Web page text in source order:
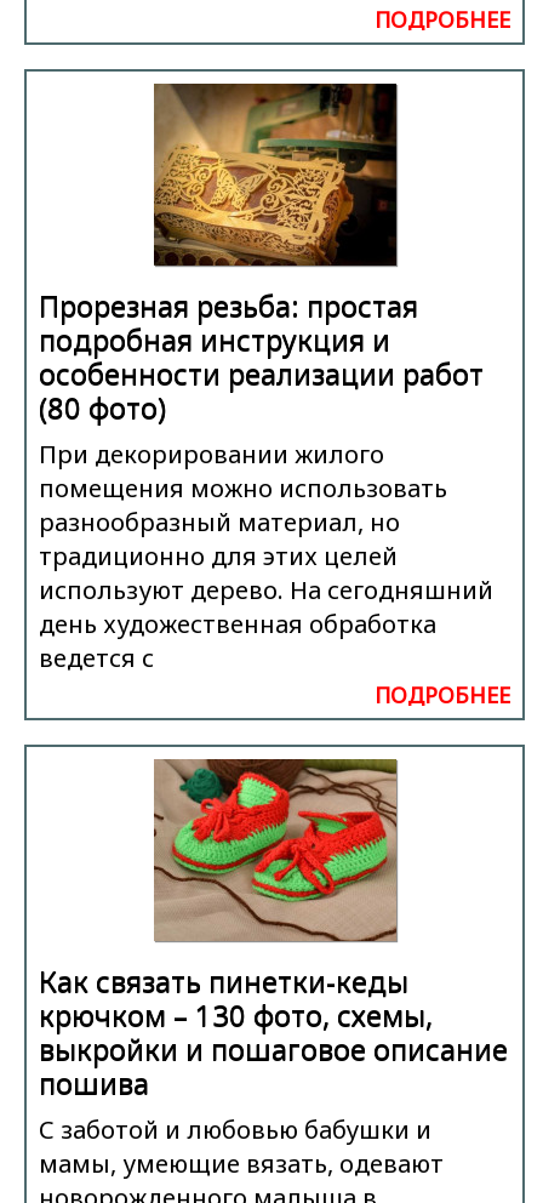
ПОДРОБНЕЕ
Прорезная резьба: простая
подробная инструкция и
особенности реализации работ
(80 фото)
При декорировании жилого
помещения можно использовать
разнообразный материал, но
традиционно для этих целей
используют дерево. На сегодняшний
день художественная обработка
ведется с
ПОДРОБНЕЕ
Как связать пинетки-кеды
крючком – 130 фото, схемы,
выкройки и пошаговое описание
пошива
С заботой и любовью бабушки и
мамы, умеющие вязать, одевают